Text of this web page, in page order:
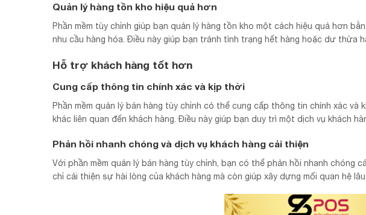
Quản lý hàng tồn kho hiệu quả hơn
Phần mềm tùy chỉnh giúp bạn quản lý hàng tồn kho một cách hiệu quả hơn
nhu cầu hàng hóa. Điều này giúp bạn tránh tình trạng hết hàng hoặc dư thừa
Hỗ trợ khách hàng tốt hơn
Cung cấp thông tin chính xác và kịp thời
Phần mềm quản lý bán hàng tùy chỉnh có thể cung cấp thông tin chính xác và
khác liên quan đến khách hàng. Điều này giúp bạn duy trì một dịch vụ khách
Phản hồi nhanh chóng và dịch vụ khách hàng cải thiện
Với phần mềm quản lý bán hàng tùy chỉnh, bạn có thể phản hồi nhanh chóng
chỉ cải thiện sự hài lòng của khách hàng mà còn giúp xây dựng mối quan hệ